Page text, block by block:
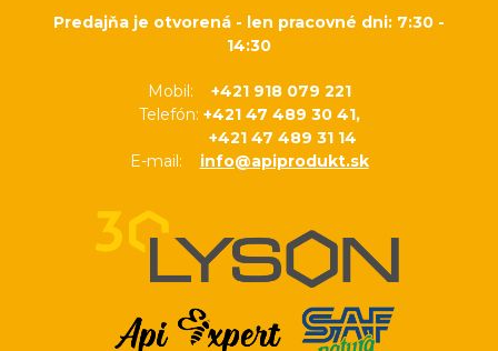
Predajňa je otvorená - len pracovné dni: 7:30 -
14:30
Mobil: +421 918 079 221
Telefón: +421 47 489 30 41,
+421 47 489 31 14
E-mail: info@apiprodukt.sk